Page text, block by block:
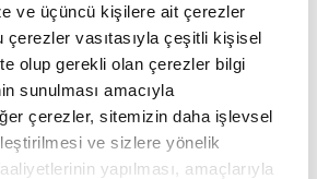
ve üçüncü kişilere ait çerezler
çerezler vasıtasıyla çeşitli kişisel
olup gerekli olan çerezler bilgi
sunulması amacıyla
çerezler, sitemizin daha işlevsel
ve sizlere yönelik
yapılması, amaçlarıyla